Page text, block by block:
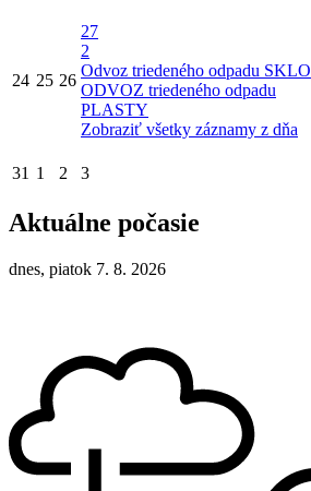
24 25 26
27
2
Odvoz triedeného odpadu SKLO
ODVOZ triedeného odpadu
PLASTY
Zobraziť všetky záznamy z dňa
31 1 2 3
Aktuálne počasie
dnes, piatok 7. 8. 2026